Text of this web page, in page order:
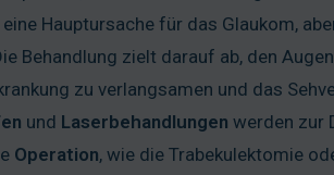
Hauptursache für das Glaukom,
Behandlung zielt darauf ab, den
zu verlangsamen und das
und Laserbehandlungen werden zur
Operation, wie die Trabekulektomie